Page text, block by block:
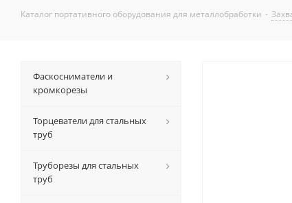
Каталог портативного оборудования для металлобработки -
Фаскосниматели и
кромкорезы
Торцеватели для стальных
труб
Труборезы для стальных
труб